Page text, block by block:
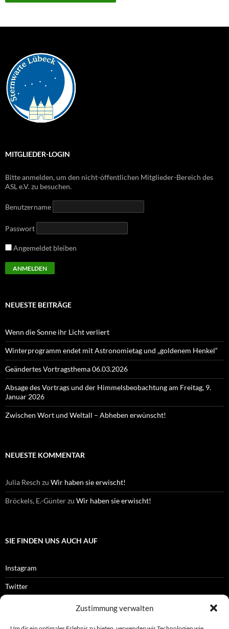
Zustimmung verwalten
MITGLIEDER-LOGIN
Bitte anmelden, um den nicht-öffentlichen Mitglieder-Bereich des
ASL e.V. zu besuchen.
Benutzername
Passwort
Angemeldet bleiben
NEUESTE BEITRÄGE
Wenn die Sonne ihr Licht verliert
Winterprogramm endet mit Astronomietag und „goldenem Henkel“
Geändertes Vortragsthema 06.03.2026
Absage des Vortrags und der Himmelsbeobachtung am Freitag, 9.
Januar 2026
Zwischen Wort und Weltall – Abheben erwünscht!
NEUESTE KOMMENTAR
Julia Resch zu Wir haben sie erwischt!
Bröckels, E.-Günterzu Wir haben sie erwischt!
SIE FINDEN UNS AUCH AUF
Instagram
Twitter